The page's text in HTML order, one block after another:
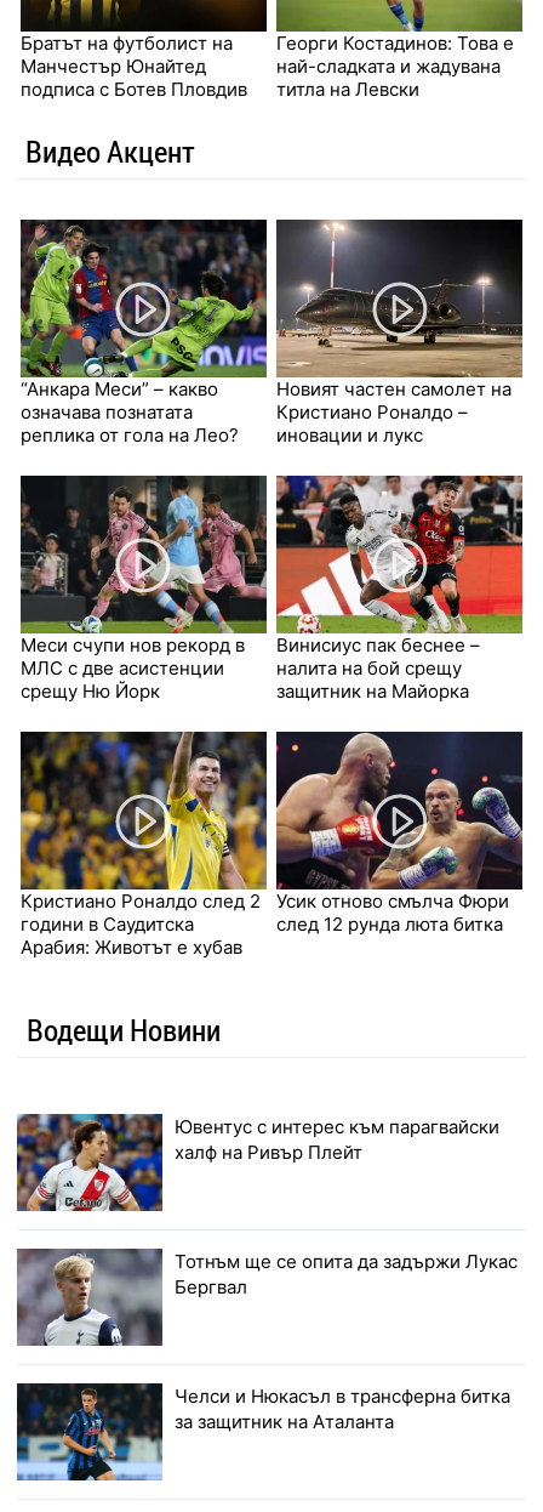
Братът на футболист на
Манчестър Юнайтед
подписа с Ботев Пловдив
Георги Костадинов: Това е
най-сладката и жадувана
титла на Левски
Видео Акцент
“Анкара Меси” – какво
означава познатата
реплика от гола на Лео?
Новият частен самолет на
Кристиано Роналдо –
иновации и лукс
Меси счупи нов рекорд в
МЛС с две асистенции
срещу Ню Йорк
Винисиус пак беснее –
налита на бой срещу
защитник на Майорка
Кристиано Роналдо след 2
години в Саудитска
Арабия: Животът е хубав
Усик отново смълча Фюри
след 12 рунда люта битка
Водещи Новини
Ювентус с интерес към парагвайски
халф на Ривър Плейт
Тотнъм ще се опита да задържи Лукас
Бергвал
Челси и Нюкасъл в трансферна битка
за защитник на Аталанта